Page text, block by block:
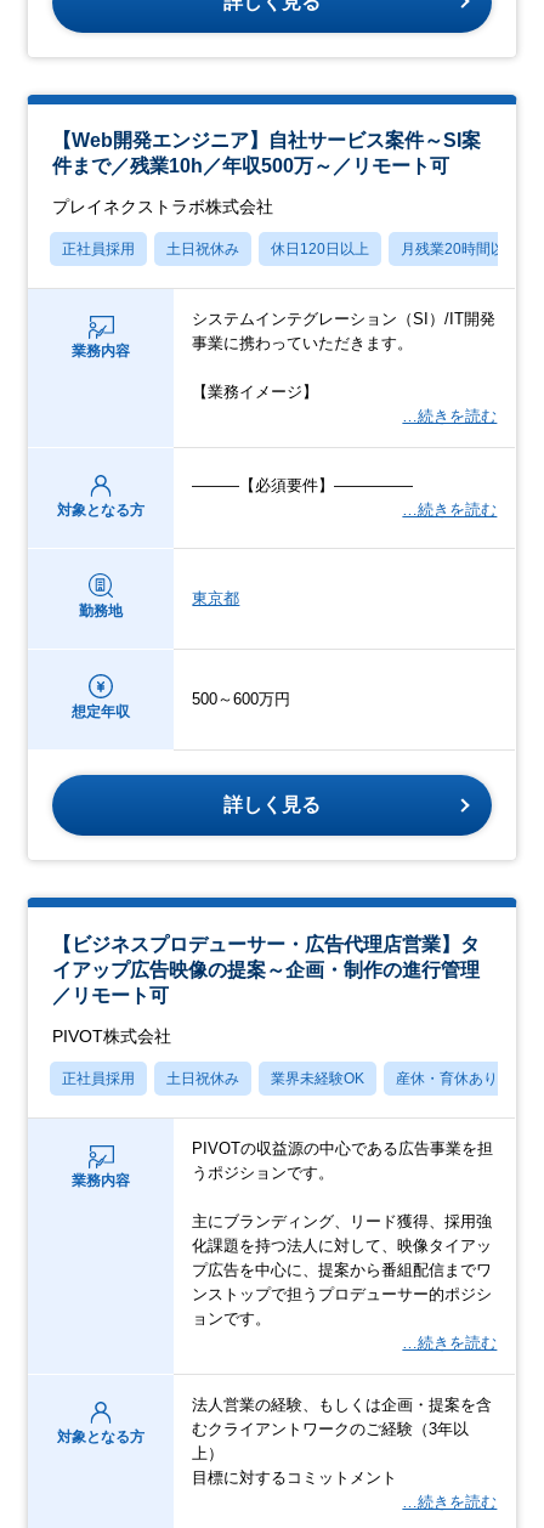
【Web開発エンジニア】自社サービス案件～SI案
件まで／残業10h／年収500万～／リモート可
プレイネクストラボ株式会社
正社員採用 土日祝休み 休日120日以上 月残業20時間以内
業務内容
システムインテグレーション（SI）/IT開発
事業に携わっていただきます。
【業務イメージ】
…続きを読む
対象となる方
―――【必須要件】―――――
…続きを読む
勤務地
東京都
想定年収
500～600万円
詳しく見る
【ビジネスプロデューサー・広告代理店営業】タ
イアップ広告映像の提案～企画・制作の進行管理
／リモート可
PIVOT株式会社
正社員採用 土日祝休み 業界未経験OK 産休・育休あり
業務内容
PIVOTの収益源の中心である広告事業を担
うポジションです。
主にブランディング、リード獲得、採用強
化課題を持つ法人に対して、映像タイアッ
プ広告を中心に、提案から番組配信までワ
ンストップで担うプロデューサー的ポジシ
ョンです。
…続きを読む
対象となる方
法人営業の経験、もしくは企画・提案を含
むクライアントワークのご経験（3年以
上）
目標に対するコミットメント
…続きを読む